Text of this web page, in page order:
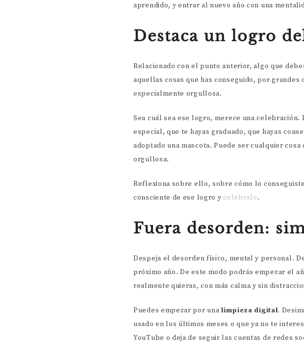
aprendido, y entrar al nuevo año con una
Destaca un logro
Relacionado con el punto anterior, algo que
aquellas cosas que has conseguido, por
especialmente orgullosa.
Sea cuál sea ese logro, merece una
especial, que te hayas graduado, que hayas
adoptado una mascota. Puede ser cualquier
orgullosa.
Reflexiona sobre ello, sobre cómo lo
consciente de ese logro y celébralo.
Fuera desorden:
Despeja el desorden físico, mental y personal.
próximo año. De este modo podrás empezar el
realmente quieras, con más calma y sin
Puedes empezar por unalimpieza digital.
usado en los últimos meses o que ya no te
YouTube o deja de seguir las cuentas de redes